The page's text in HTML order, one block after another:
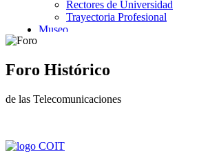
Foro Histórico
de las Telecomunicaciones